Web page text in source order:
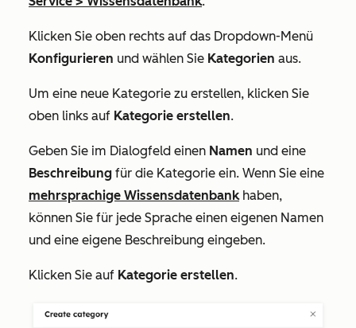
Klicken Sie oben rechts auf das Dropdown-Menü
Konfigurieren und wählen Sie Kategorien aus.
Um eine neue Kategorie zu erstellen, klicken Sie
oben links auf Kategorie erstellen.
Geben Sie im Dialogfeld einen Namen und eine
Beschreibung für die Kategorie ein. Wenn Sie eine
mehrsprachige Wissensdatenbankhaben,
können Sie für jede Sprache einen eigenen Namen
und eine eigene Beschreibung eingeben.
Klicken Sie auf Kategorie erstellen.